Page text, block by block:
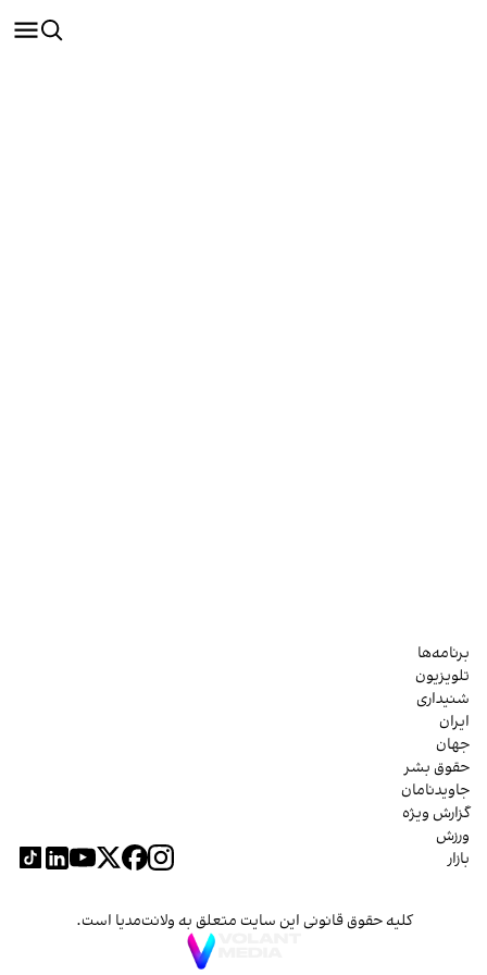
برنامه‌ها
تلویزیون
شنیداری
ایران
جهان
حقوق بشر
جاویدنامان
گزارش ویژه
ورزش
بازار
کلیه حقوق قانونی این سایت متعلق به ولانت‌مدیا است.